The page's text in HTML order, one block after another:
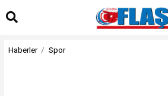
Haberler Spor